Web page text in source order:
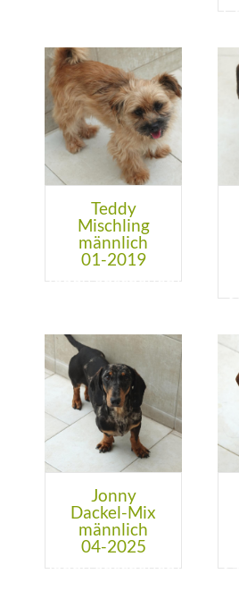
Teddy
Mischling
männlich
01-2019
Jonny
Dackel-Mix
männlich
04-2025